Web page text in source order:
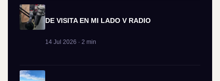
DE VISITA EN MI LADO V RADIO
14 Jul 2026 · 2 min